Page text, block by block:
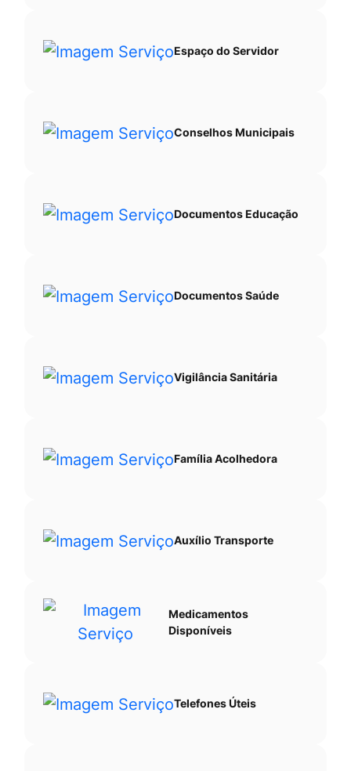
Espaço do Servidor
Conselhos Municipais
Documentos Educação
Documentos Saúde
Vigilância Sanitária
Família Acolhedora
Auxílio Transporte
Medicamentos
Disponíveis
Telefones Úteis